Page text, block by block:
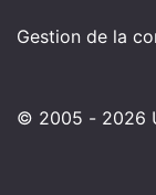
Gestion de la
© 2005 - 2026